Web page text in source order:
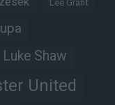
Lee Grant
Luke Shaw
United